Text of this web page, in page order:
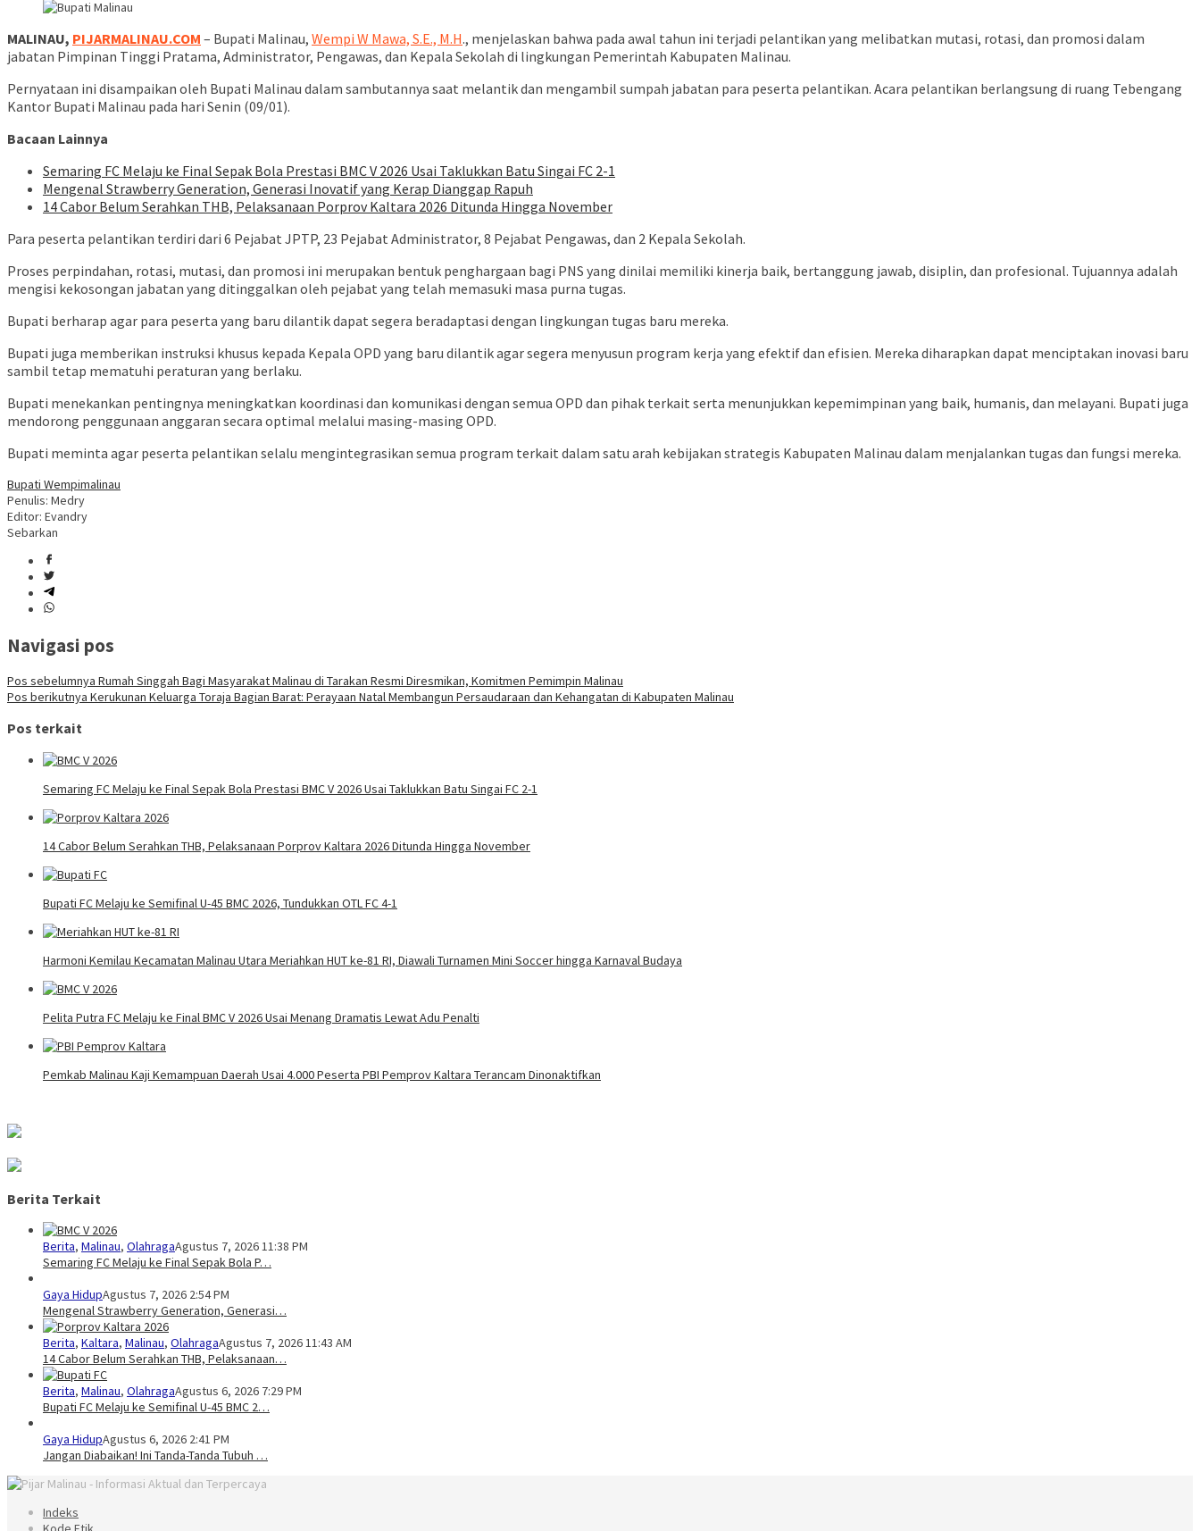
MALINAU, PIJARMALINAU.COM – Bupati Malinau, Wempi W Mawa, S.E., M.H., menjelaskan bahwa pada awal tahun ini terjadi pelantikan yang melibatkan mutasi, rotasi, dan promosi dalam
jabatan Pimpinan Tinggi Pratama, Administrator, Pengawas, dan Kepala Sekolah di lingkungan Pemerintah Kabupaten Malinau.
Pernyataan ini disampaikan oleh Bupati Malinau dalam sambutannya saat melantik dan mengambil sumpah jabatan para peserta pelantikan. Acara pelantikan berlangsung di ruang Tebengang
Kantor Bupati Malinau pada hari Senin (09/01).
Bacaan Lainnya
Semaring FC Melaju ke Final Sepak Bola Prestasi BMC V 2026 Usai Taklukkan Batu Singai FC 2-1
Mengenal Strawberry Generation, Generasi Inovatif yang Kerap Dianggap Rapuh
14 Cabor Belum Serahkan THB, Pelaksanaan Porprov Kaltara 2026 Ditunda Hingga November
Para peserta pelantikan terdiri dari 6 Pejabat JPTP, 23 Pejabat Administrator, 8 Pejabat Pengawas, dan 2 Kepala Sekolah.
Proses perpindahan, rotasi, mutasi, dan promosi ini merupakan bentuk penghargaan bagi PNS yang dinilai memiliki kinerja baik, bertanggung jawab, disiplin, dan profesional. Tujuannya adalah
mengisi kekosongan jabatan yang ditinggalkan oleh pejabat yang telah memasuki masa purna tugas.
Bupati berharap agar para peserta yang baru dilantik dapat segera beradaptasi dengan lingkungan tugas baru mereka.
Bupati juga memberikan instruksi khusus kepada Kepala OPD yang baru dilantik agar segera menyusun program kerja yang efektif dan efisien. Mereka diharapkan dapat menciptakan inovasi baru
sambil tetap mematuhi peraturan yang berlaku.
Bupati menekankan pentingnya meningkatkan koordinasi dan komunikasi dengan semua OPD dan pihak terkait serta menunjukkan kepemimpinan yang baik, humanis, dan melayani. Bupati juga
mendorong penggunaan anggaran secara optimal melalui masing-masing OPD.
Bupati meminta agar peserta pelantikan selalu mengintegrasikan semua program terkait dalam satu arah kebijakan strategis Kabupaten Malinau dalam menjalankan tugas dan fungsi mereka.
Bupati Wempimalinau
Penulis: Medry
Editor: Evandry
Sebarkan
Navigasi pos
Pos sebelumnya Rumah Singgah Bagi Masyarakat Malinau di Tarakan Resmi Diresmikan, Komitmen Pemimpin Malinau
Pos berikutnya Kerukunan Keluarga Toraja Bagian Barat: Perayaan Natal Membangun Persaudaraan dan Kehangatan di Kabupaten Malinau
Pos terkait
Semaring FC Melaju ke Final Sepak Bola Prestasi BMC V 2026 Usai Taklukkan Batu Singai FC 2-1
14 Cabor Belum Serahkan THB, Pelaksanaan Porprov Kaltara 2026 Ditunda Hingga November
Bupati FC Melaju ke Semifinal U-45 BMC 2026, Tundukkan OTL FC 4-1
Harmoni Kemilau Kecamatan Malinau Utara Meriahkan HUT ke-81 RI, Diawali Turnamen Mini Soccer hingga Karnaval Budaya
Pelita Putra FC Melaju ke Final BMC V 2026 Usai Menang Dramatis Lewat Adu Penalti
Pemkab Malinau Kaji Kemampuan Daerah Usai 4.000 Peserta PBI Pemprov Kaltara Terancam Dinonaktifkan
Berita Terkait
Berita, Malinau, OlahragaAgustus 7, 2026 11:38 PM
Semaring FC Melaju ke Final Sepak Bola P…
Gaya HidupAgustus 7, 2026 2:54 PM
Mengenal Strawberry Generation, Generasi…
Berita, Kaltara, Malinau, OlahragaAgustus 7, 2026 11:43 AM
14 Cabor Belum Serahkan THB, Pelaksanaan…
Berita, Malinau, OlahragaAgustus 6, 2026 7:29 PM
Bupati FC Melaju ke Semifinal U-45 BMC 2…
Gaya HidupAgustus 6, 2026 2:41 PM
Jangan Diabaikan! Ini Tanda-Tanda Tubuh …
Indeks